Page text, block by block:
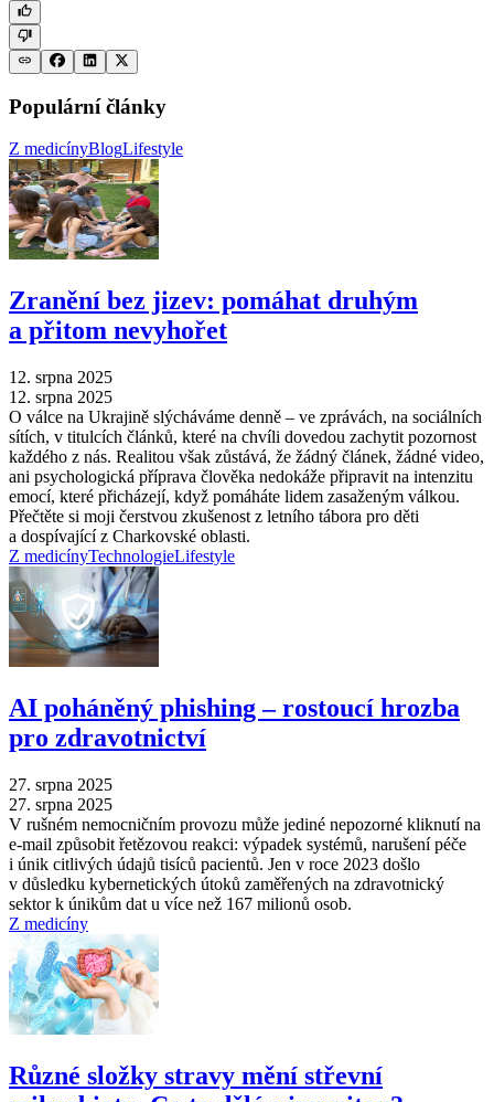
Populární články
Z medicínyBlogLifestyle
Zranění bez jizev: pomáhat druhým
a přitom nevyhořet
12. srpna 2025
12. srpna 2025
O válce na Ukrajině slýcháváme denně –⁠ ve zprávách, na sociálních
sítích, v titulcích článků, které na chvíli dovedou zachytit pozornost
každého z nás. Realitou však zůstává, že žádný článek, žádné video,
ani psychologická příprava člověka nedokáže připravit na intenzitu
emocí, které přicházejí, když pomáháte lidem zasaženým válkou.
Přečtěte si moji čerstvou zkušenost z letního tábora pro děti
a dospívající z Charkovské oblasti.
Z medicínyTechnologieLifestyle
AI poháněný phishing –⁠ rostoucí hrozba
pro zdravotnictví
27. srpna 2025
27. srpna 2025
V rušném nemocničním provozu může jediné nepozorné kliknutí na
e-mail způsobit řetězovou reakci: výpadek systémů, narušení péče
i únik citlivých údajů tisíců pacientů. Jen v roce 2023 došlo
v důsledku kybernetických útoků zaměřených na zdravotnický
sektor k únikům dat u více než 167 milionů osob.
Z medicíny
Různé složky stravy mění střevní